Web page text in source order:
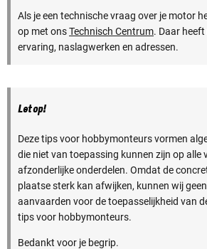
Als je een technische vraag over je motor
op met onsTechnisch Centrum. Daar heeft
ervaring, naslagwerken en adressen.
Let op!
Deze tips voor hobbymonteurs vormen
die niet van toepassing kunnen zijn op alle
afzonderlijke onderdelen. Omdat de
plaatse sterk kan afwijken, kunnen wij
aanvaarden voor de toepasselijkheid van
tips voor hobbymonteurs.
Bedankt voor je begrip.